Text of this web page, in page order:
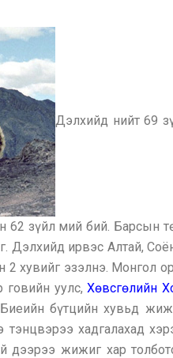
Дэлхийд нийт 69
62 зүйл мий бий. Барсын
ирвэс Алтай,
2 хувийг эзэлнэ. Монгол
говийн уулс,Хөвсгөлийн
бүтцийн хувьд
хадгалахад
дээрээ жижиг хар